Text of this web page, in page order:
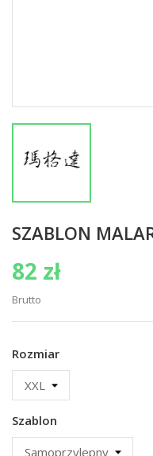
SZABLON
82 zł
Brutto
Rozmiar
Szablon